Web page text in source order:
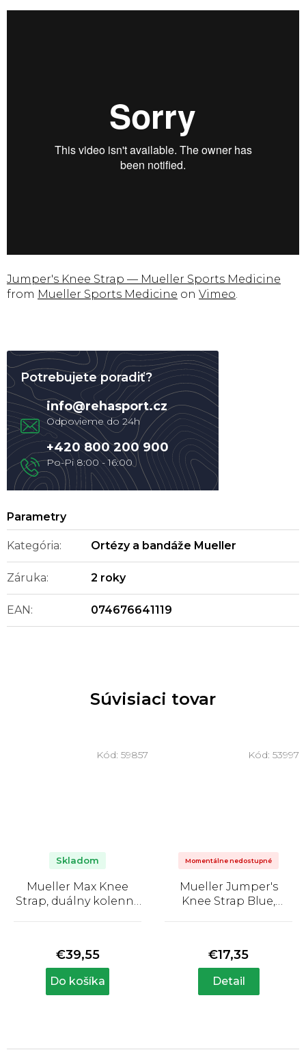
Súvisiaci tovar
Mueller Max Knee
Strap, duálny kolenný
produktu
5,0
Skladom
€39,55
Do košíka
Kód: 59857
Mueller Jumper's
Knee Strap Blue,
produktu
Momentálne nedostupné
€17,35
Detail
Kód: 53997
Jumper's Knee Strap — Mueller Sports Medicine
from Mueller Sports Medicine on Vimeo.
Potrebujete poradiť?
info@rehasport.cz
+420 800 200 900
Kategória: Ortézy a bandáže Mueller
Záruka: 2 roky
EAN: 074676641119